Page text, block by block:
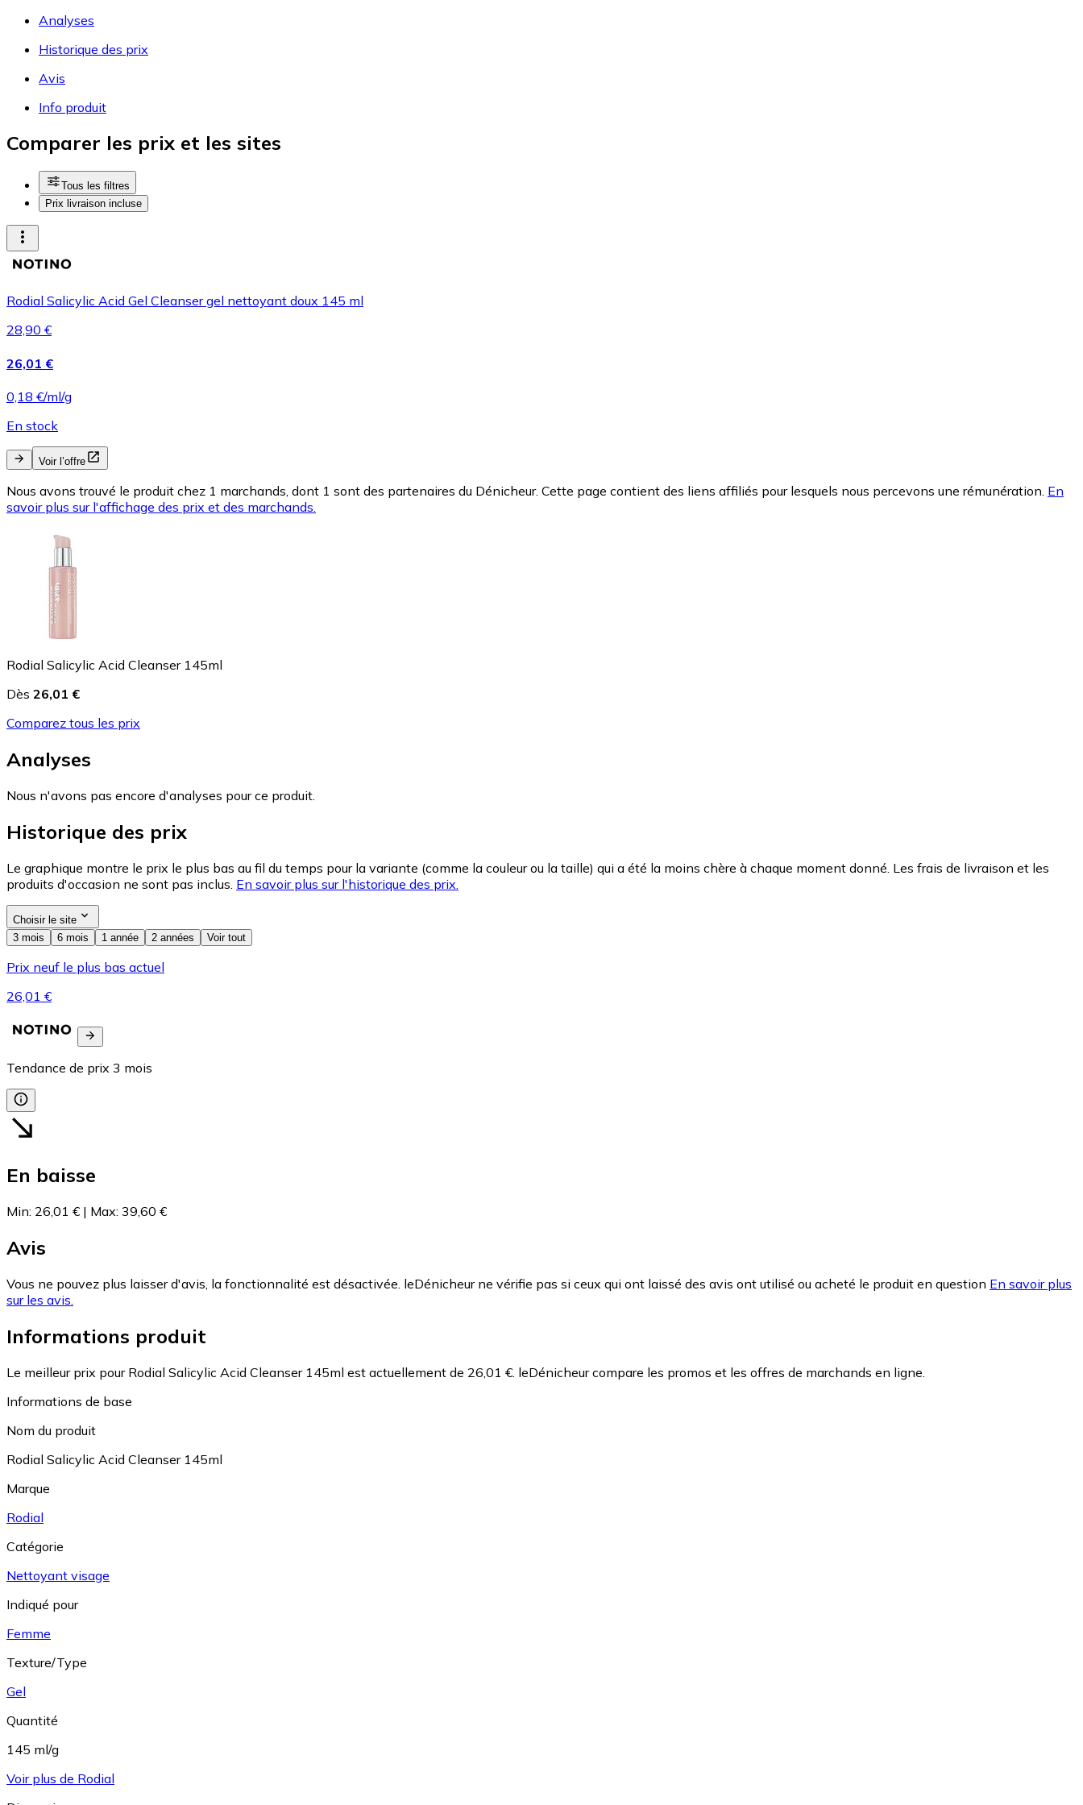
Analyses
Historique des prix
Avis
Info produit
Comparer les prix et les sites
Tous les filtres
Prix livraison incluse
Rodial Salicylic Acid Gel Cleanser gel nettoyant doux 145 ml
28,90 €
26,01 €
0,18 €/ml/g
En stock
Voir l’offre
Nous avons trouvé le produit chez 1 marchands, dont 1 sont des partenaires du Dénicheur. Cette page contient des liens affiliés pour lesquels nous percevons une rémunération. En
savoir plus sur l'affichage des prix et des marchands.
Rodial Salicylic Acid Cleanser 145ml
Dès 26,01 €
Comparez tous les prix
Analyses
Nous n'avons pas encore d'analyses pour ce produit.
Historique des prix
Le graphique montre le prix le plus bas au fil du temps pour la variante (comme la couleur ou la taille) qui a été la moins chère à chaque moment donné. Les frais de livraison et les
produits d'occasion ne sont pas inclus. En savoir plus sur l'historique des prix.
Choisir le site
3 mois
6 mois 1 année 2 années Voir tout
Prix neuf le plus bas actuel
26,01 €
Tendance de prix 3 mois
En baisse
Min: 26,01 € | Max: 39,60 €
Avis
Vous ne pouvez plus laisser d'avis, la fonctionnalité est désactivée. leDénicheur ne vérifie pas si ceux qui ont laissé des avis ont utilisé ou acheté le produit en question En savoir plus
sur les avis.
Informations produit
Le meilleur prix pour Rodial Salicylic Acid Cleanser 145ml est actuellement de 26,01 €. leDénicheur compare les promos et les offres de marchands en ligne.
Informations de base
Nom du produit
Rodial Salicylic Acid Cleanser 145ml
Marque
Rodial
Catégorie
Nettoyant visage
Indiqué pour
Femme
Texture/Type
Gel
Quantité
145 ml/g
Voir plus de Rodial